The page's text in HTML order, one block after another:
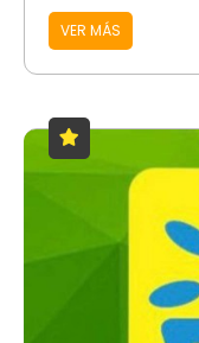
VER MÁS